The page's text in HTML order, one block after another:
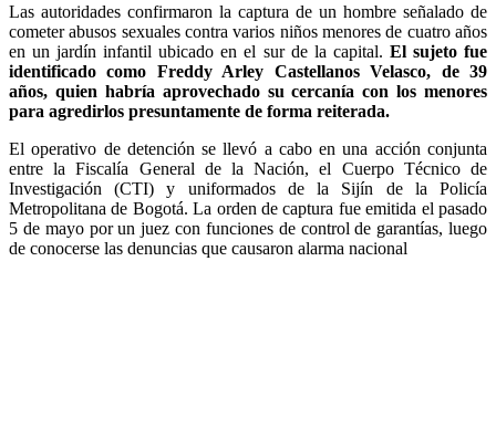
Las autoridades confirmaron la captura de un hombre señalado de
cometer abusos sexuales contra varios niños menores de cuatro años
en un jardín infantil ubicado en el sur de la capital. El sujeto fue
identificado como Freddy Arley Castellanos Velasco, de 39
años, quien habría aprovechado su cercanía con los menores
para agredirlos presuntamente de forma reiterada.
El operativo de detención se llevó a cabo en una acción conjunta
entre la Fiscalía General de la Nación, el Cuerpo Técnico de
Investigación (CTI) y uniformados de la Sijín de la Policía
Metropolitana de Bogotá. La orden de captura fue emitida el pasado
5 de mayo por un juez con funciones de control de garantías, luego
de conocerse las denuncias que causaron alarma nacional